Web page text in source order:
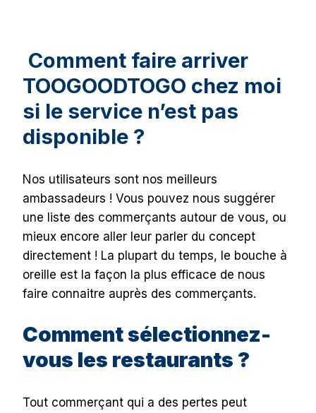
Comment faire arriver
TOOGOODTOGO chez moi
si le service n’est pas
disponible ?
Nos utilisateurs sont nos meilleurs
ambassadeurs ! Vous pouvez nous suggérer
une liste des commerçants autour de vous, ou
mieux encore aller leur parler du concept
directement ! La plupart du temps, le bouche à
oreille est la façon la plus efficace de nous
faire connaitre auprès des commerçants.
Comment sélectionnez-
vous les restaurants ?
Tout commerçant qui a des pertes peut